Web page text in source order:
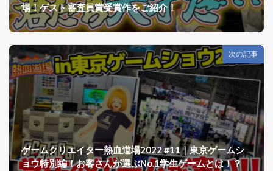
場！ゲスト審査員賞受賞作をご紹介！
次の記事
ゲームクリエイター熱血道場2022 #11｜東京ゲームシ
ョウ特別編！お客さんが選ぶNo.1学生ゲームとは！？